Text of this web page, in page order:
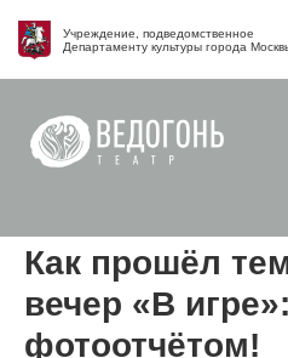
Учреждение, подведомственное
Департаменту культуры города
Как прошёл
вечер «В
фотоотчётом!